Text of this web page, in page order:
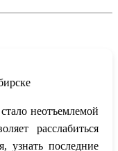
неотъемлемой
расслабиться
узнать последние